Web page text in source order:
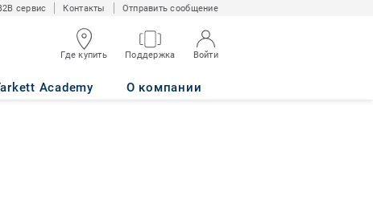
сервис Контакты Отправить сообщение
Где купить Поддержка Войти
Academy О компании